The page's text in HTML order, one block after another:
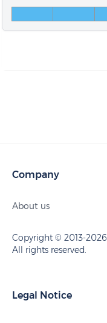
Company
About us
Copyright © 2013-2026
All rights reserved.
Legal Notice